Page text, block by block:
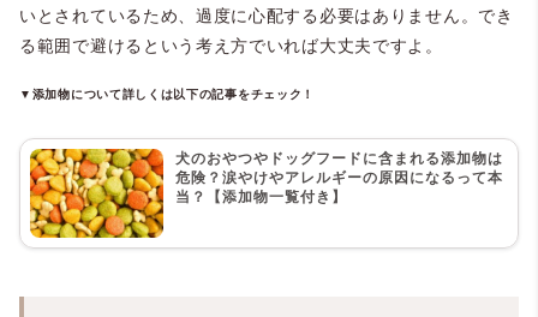
いとされているため、過度に心配する必要はありません。でき
る範囲で避けるという考え方でいれば大丈夫ですよ。
▼添加物について詳しくは以下の記事をチェック！
犬のおやつやドッグフードに含まれる添加物は
危険？涙やけやアレルギーの原因になるって本
当？【添加物一覧付き】